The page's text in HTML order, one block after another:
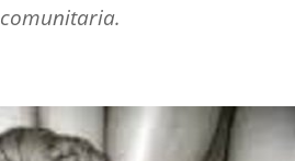
comunitaria.